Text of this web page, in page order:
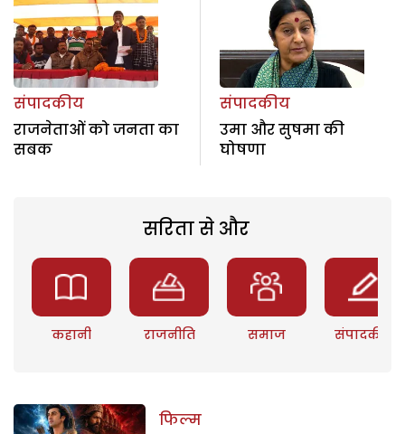
संपादकीय
राजनेताओं को जनता का
सबक
संपादकीय
उमा और सुषमा की
घोषणा
सरिता से और
कहानी राजनीति समाज संपादकीय
फिल्म